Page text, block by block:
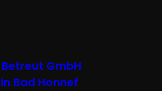
GmbH
Bad Honnef